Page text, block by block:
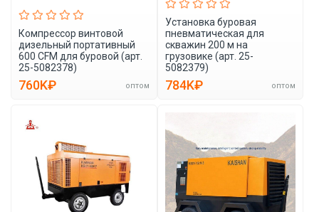
Компрессор винтовой
дизельный портативный
600 CFM для буровой (арт.
25-5082378)
760K₽ оптом
Установка буровая
пневматическая для
скважин 200 м на
грузовике (арт. 25-
5082379)
784K₽ оптом